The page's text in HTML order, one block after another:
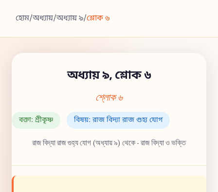
হোম/অধ্যায়/অধ্যায় ৯/শ্লোক ৬
অধ্যায় ৯, শ্লোক ৬
শ্লোক ৬
বক্তা: শ্রীকৃষ্ণ বিষয়: রাজ বিদ্যা রাজ গুহ্য যোগ
রাজ বিদ্যা রাজ গুহ্য যোগ (অধ্যায় ৯) থেকে - রাজ বিদ্যা ও ভক্তি